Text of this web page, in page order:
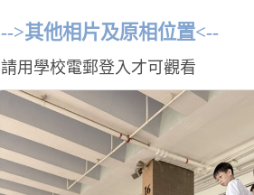
-->其他相片及原相位置<--
請用學校電郵登入才可觀看